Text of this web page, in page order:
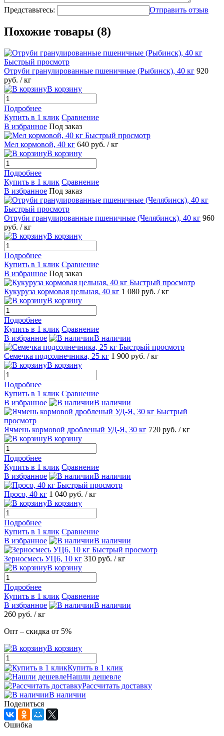
Представьтесь: Отправить отзыв
Похожие товары (8)
Быстрый просмотр
Отруби гранулированные пшеничные (Рыбинск), 40 кг 920
руб. / кг
В корзину
Подробнее
Купить в 1 клик Сравнение
В избранное Под заказ
Быстрый просмотр
Мел кормовой, 40 кг 640 руб. / кг
В корзину
Подробнее
Купить в 1 клик Сравнение
В избранное Под заказ
Быстрый просмотр
Отруби гранулированные пшеничные (Челябинск), 40 кг 960
руб. / кг
В корзину
Подробнее
Купить в 1 клик Сравнение
В избранное Под заказ
Быстрый просмотр
Кукуруза кормовая цельная, 40 кг 1 080 руб. / кг
В корзину
Подробнее
Купить в 1 клик Сравнение
В избранное
В наличии
Быстрый просмотр
Семечка подсолнечника, 25 кг 1 900 руб. / кг
В корзину
Подробнее
Купить в 1 клик Сравнение
В избранное
В наличии
Быстрый
просмотр
Ячмень кормовой дробленый УД-Я, 30 кг 720 руб. / кг
В корзину
Подробнее
Купить в 1 клик Сравнение
В избранное
В наличии
Быстрый просмотр
Просо, 40 кг 1 040 руб. / кг
В корзину
Подробнее
Купить в 1 клик Сравнение
В избранное
В наличии
Быстрый просмотр
Зерносмесь УЦ6, 10 кг 310 руб. / кг
В корзину
Подробнее
Купить в 1 клик Сравнение
В избранное
В наличии
260 руб. / кг
Опт – скидка от 5%
В корзину
Купить в 1 клик
Нашли дешевле
Рассчитать доставку
В наличии
Поделиться
Ошибка